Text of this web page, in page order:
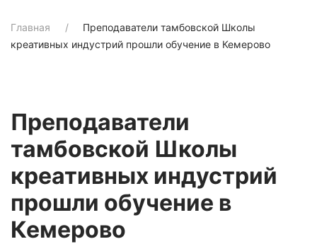
Главная
Преподаватели тамбовской Школы
креативных индустрий прошли обучение в Кемерово
Преподаватели
тамбовской Школы
креативных индустрий
прошли обучение в
Кемерово